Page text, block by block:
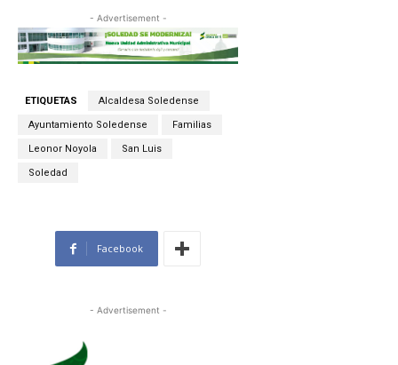
- Advertisement -
ETIQUETAS Alcaldesa Soledense
Ayuntamiento Soledense Familias
Leonor Noyola San Luis
Soledad
Facebook
- Advertisement -